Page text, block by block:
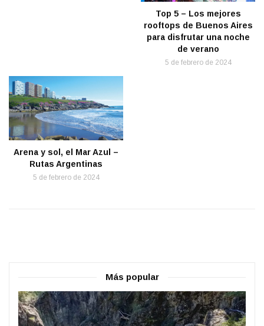
Top 5 – Los mejores
rooftops de Buenos Aires
para disfrutar una noche
de verano
5 de febrero de 2024
Arena y sol, el Mar Azul –
Rutas Argentinas
5 de febrero de 2024
Más popular